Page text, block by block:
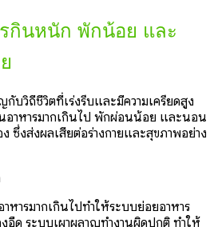
กินหนัก พักน้อย และ
วิถีชีวิตที่เร่งรีบและมีความเครียดสูง
อาหารมากเกินไป พักผ่อนน้อย และนอน
ซึ่งส่งผลเสียต่อร่างกายและสุขภาพอย่าง
ารมากเกินไปทำให้ระบบย่อยอาหาร
อืด ระบบเผาผลาญทำงานผิดปกติ ทำให้